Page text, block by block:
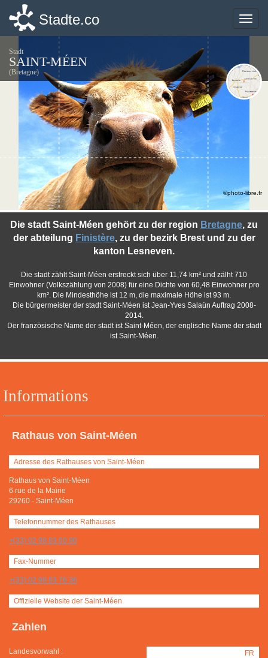
Toggle
Stadte.co
Stadt
SAINT-MÉEN
(Bretagne)
Informations
Rathaus von Saint-Méen
Adresse des Rathauses von Saint-Méen
Rathaus von Saint-Méen
6 rue de la Mairie
29260 - Saint-Méen
Telefonnummer des Rathauses
+(33) 02 98 83 60 90
Fax-Nummer
+(33) 02 98 83 76 36
Offizielle Website der Saint-Méen
Zahlen
Landesvorwahl : FR
Die stadt Saint-Méen gehört zu der region Bretagne, zu
der abteilung Finistère, zu der bezirk Brest und zu der
kanton Lesneven.
Die stadt zählt Saint-Méen erstreckt sich über 11,74 km² und zälht 710
Einwohner (Volkszählung von 2008) für eine Dichte von 60,48 Einwohner pro
km². Die Mindesthöhe ist 12 m, die maximale Höhe ist 93 m.
Die bürgermeister der stadt Saint-Méen ist Jean-Yves Salaün Auftrag 2008-
2014.
Der französische Name der stadt ist Saint-Méen, der englische Name der stadt
ist Saint-Méen.
©photo-libre.fr
Toggle
Stadte.co